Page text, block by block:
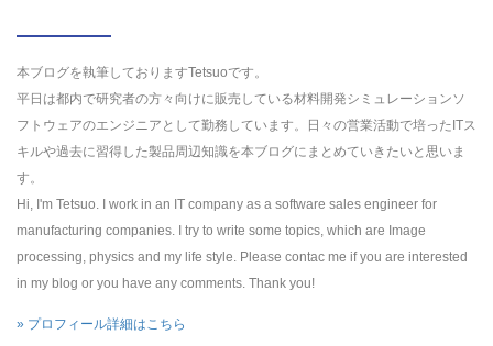
本ブログを執筆しておりますTetsuoです。
平日は都内で研究者の方々向けに販売している材料開発シミュレーションソ
フトウェアのエンジニアとして勤務しています。日々の営業活動で培ったITス
キルや過去に習得した製品周辺知識を本ブログにまとめていきたいと思いま
す。
Hi, I'm Tetsuo. I work in an IT company as a software sales engineer for
manufacturing companies. I try to write some topics, which are Image
processing, physics and my life style. Please contac me if you are interested
in my blog or you have any comments. Thank you!
» プロフィール詳細はこちら